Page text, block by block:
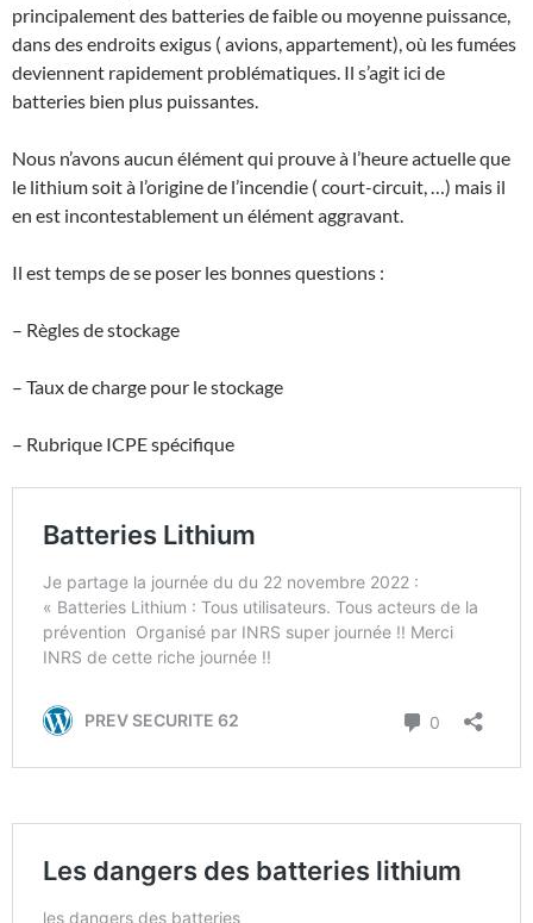
principalement des batteries de faible ou moyenne puissance,
dans des endroits exigus ( avions, appartement), où les fumées
deviennent rapidement problématiques. Il s’agit ici de
batteries bien plus puissantes.
Nous n’avons aucun élément qui prouve à l’heure actuelle que
le lithium soit à l’origine de l’incendie ( court-circuit, …) mais il
en est incontestablement un élément aggravant.
Il est temps de se poser les bonnes questions :
– Règles de stockage
– Taux de charge pour le stockage
– Rubrique ICPE spécifique